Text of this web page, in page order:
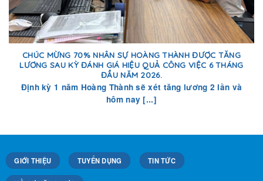
CHÚC MỪNG 70% NHÂN SỰ HOÀNG THÀNH ĐƯỢC TĂNG
LƯƠNG SAU KỲ ĐÁNH GIÁ HIỆU QUẢ CÔNG VIỆC 6 THÁNG
ĐẦU NĂM 2026.
Định kỳ 1 năm Hoàng Thành sẽ xét tăng lương 2 lần và
hôm nay [...]
GIỚI THIỆU TUYỂN DỤNG TIN TỨC